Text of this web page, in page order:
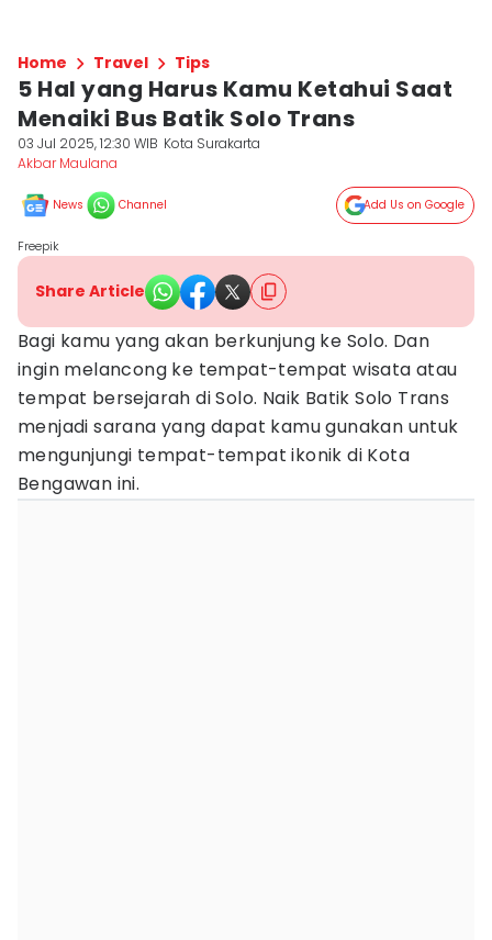
Home Travel Tips
5 Hal yang Harus Kamu Ketahui Saat
Menaiki Bus Batik Solo Trans
03 Jul 2025, 12:30 WIB Kota Surakarta
Akbar Maulana
News Channel Add Us on Google
Freepik
Share Article
Bagi kamu yang akan berkunjung ke Solo. Dan
ingin melancong ke tempat-tempat wisata atau
tempat bersejarah di Solo. Naik Batik Solo Trans
menjadi sarana yang dapat kamu gunakan untuk
mengunjungi tempat-tempat ikonik di Kota
Bengawan ini.